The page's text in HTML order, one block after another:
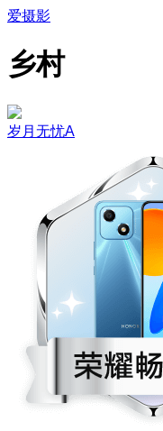
爱摄影
乡村
岁月无忧A